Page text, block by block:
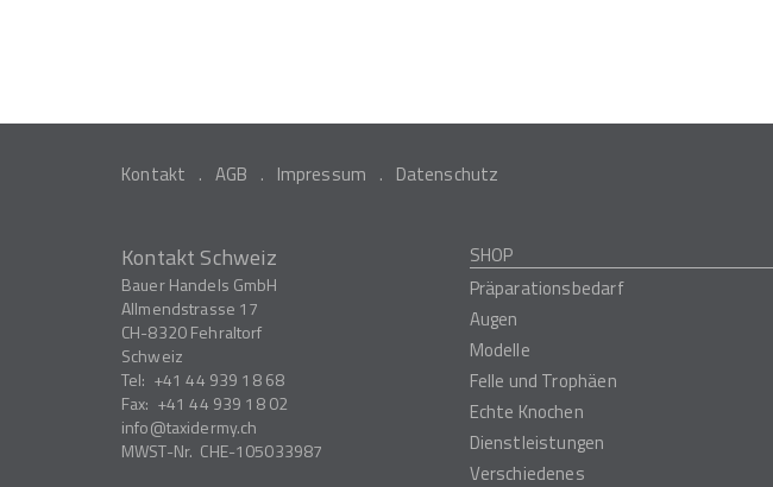
Kontakt AGB Impressum Datenschutz
Kontakt Schweiz
Bauer Handels GmbH
Allmendstrasse 17
CH-8320Fehraltorf
Schweiz
Tel: +41 44 939 18 68
Fax: +41 44 939 18 02
info
taxidermy.ch
MWST-Nr. CHE-105033987
SHOP
Präparationsbedarf
Augen
Modelle
Felle und Trophäen
Echte Knochen
Dienstleistungen
Verschiedenes